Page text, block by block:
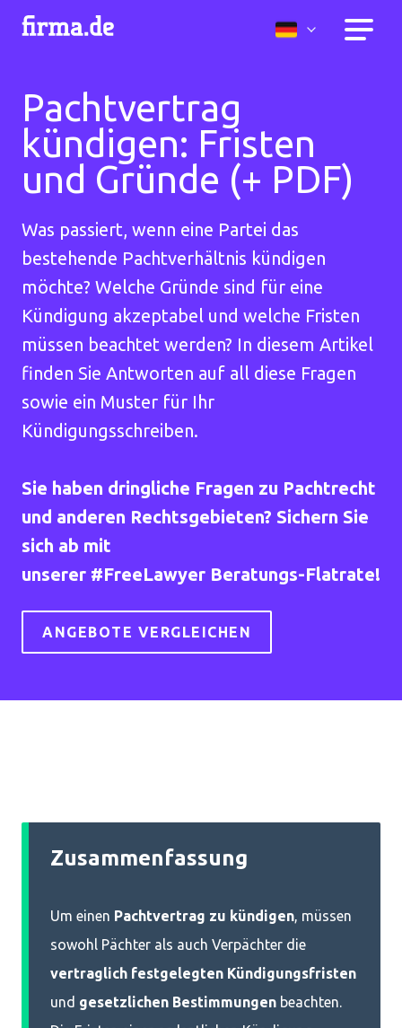
Pachtvertrag
kündigen: Fristen
und Gründe (+ PDF)
Was passiert, wenn eine Partei das
bestehende Pachtverhältnis kündigen
möchte? Welche Gründe sind für eine
Kündigung akzeptabel und welche Fristen
müssen beachtet werden? In diesem Artikel
finden Sie Antworten auf all diese Fragen
sowie ein Muster für Ihr
Kündigungsschreiben.
Sie haben dringliche Fragen zu Pachtrecht
und anderen Rechtsgebieten? Sichern Sie
sich ab mit
unserer #FreeLawyer Beratungs-Flatrate!
ANGEBOTE VERGLEICHEN
Zusammenfassung
Um einen Pachtvertrag zu kündigen, müssen
sowohl Pächter als auch Verpächter die
vertraglich festgelegten Kündigungsfristen
und gesetzlichen Bestimmungen beachten.